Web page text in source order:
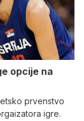
opcije na
prvenstvo
igre.